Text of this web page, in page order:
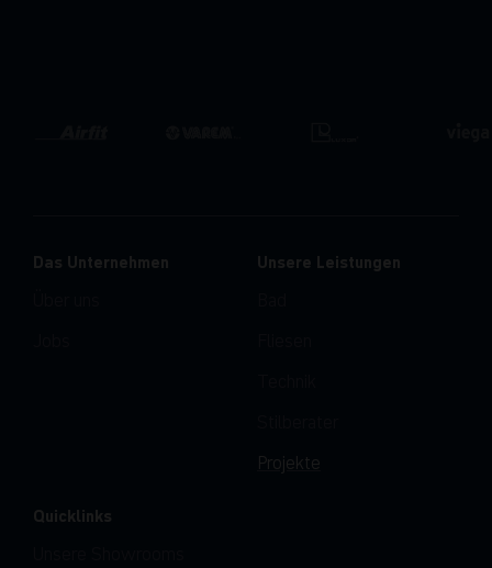
Das Unternehmen
Unsere Leistungen
Projekte
Quicklinks